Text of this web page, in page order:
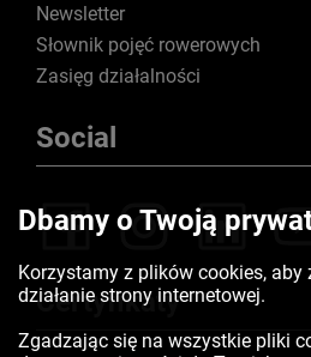
Newsletter
Słownik pojęć rowerowych
Zasięg działalności
Social
Certyfikaty
Dbamy o Twoją
Korzystamy z plików cookies, aby
działanie strony internetowej.
Zgadzając się na wszystkie pliki